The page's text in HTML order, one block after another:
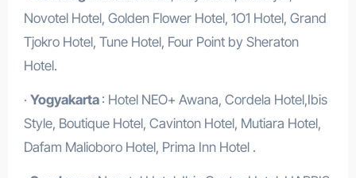
Novotel Hotel, Golden Flower Hotel, 1O1 Hotel, Grand
Tjokro Hotel, Tune Hotel, Four Point by Sheraton
Hotel.
· Yogyakarta : Hotel NEO+ Awana, Cordela Hotel,Ibis
Style, Boutique Hotel, Cavinton Hotel, Mutiara Hotel,
Dafam Malioboro Hotel, Prima Inn Hotel .